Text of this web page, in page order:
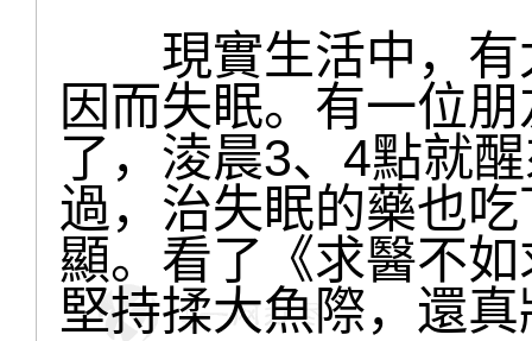
現實生活中，有
因而失眠。有一位
了，淩晨3、4點就
過，治失眠的藥也
顯。看了《求醫不
堅持揉大魚際，還